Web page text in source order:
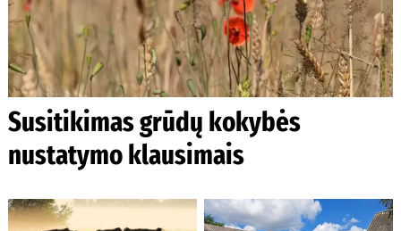
Susitikimas grūdų kokybės
nustatymo klausimais